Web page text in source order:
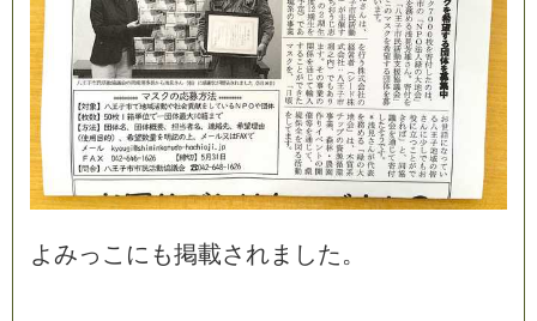
よみっ こ に も掲載さ れま した。